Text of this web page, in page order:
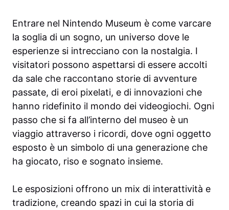
Entrare nel Nintendo Museum è come varcare
la soglia di un sogno, un universo dove le
esperienze si intrecciano con la nostalgia. I
visitatori possono aspettarsi di essere accolti
da sale che raccontano storie di avventure
passate, di eroi pixelati, e di innovazioni che
hanno ridefinito il mondo dei videogiochi. Ogni
passo che si fa all’interno del museo è un
viaggio attraverso i ricordi, dove ogni oggetto
esposto è un simbolo di una generazione che
ha giocato, riso e sognato insieme.
Le esposizioni offrono un mix di interattività e
tradizione, creando spazi in cui la storia di